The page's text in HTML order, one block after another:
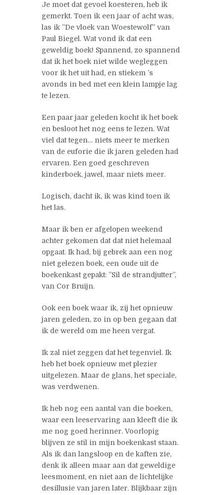
Je moet dat gevoel koesteren, heb ik
gemerkt. Toen ik een jaar of acht was,
las ik ”De vloek van Woestewolf” van
Paul Biegel. Wat vond ik dat een
geweldig boek! Spannend, zo spannend
dat ik het boek niet wilde wegleggen
voor ik het uit had, en stiekem ’s
avonds in bed met een klein lampje lag
te lezen.
Een paar jaar geleden kocht ik het boek
en besloot het nog eens te lezen. Wat
viel dat tegen… niets meer te merken
van de euforie die ik jaren geleden had
ervaren. Een goed geschreven
kinderboek, jawel, maar niets meer.
Logisch, dacht ik, ik was kind toen ik
het las.
Maar ik ben er afgelopen weekend
achter gekomen dat dat niet helemaal
opgaat. Ik had, bij gebrek aan een nog
niet gelezen boek, een oude uit de
boekenkast gepakt: ”Sil de strandjutter”,
van Cor Bruijn.
Ook een boek waar ik, zij het opnieuw
jaren geleden, zo in op ben gegaan dat
ik de wereld om me heen vergat.
Ik zal niet zeggen dat het tegenviel. Ik
heb het boek opnieuw met plezier
uitgelezen. Maar de glans, het speciale,
was verdwenen.
Ik heb nog een aantal van die boeken,
waar een leeservaring aan kleeft die ik
me nog goed herinner. Voorlopig
blijven ze stil in mijn boekenkast staan.
Als ik dan langsloop en de kaften zie,
denk ik alleen maar aan dat geweldige
leesmoment, en niet aan de lichtelijke
desillusie van jaren later. Blijkbaar zijn